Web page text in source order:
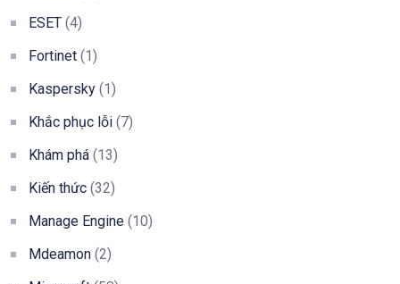
ESET (4)
Fortinet (1)
Kaspersky (1)
Khắc phục lỗi (7)
Khám phá (13)
Kiến thức (32)
Manage Engine (10)
Mdeamon (2)